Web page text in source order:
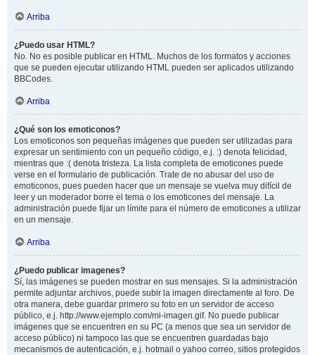
Arriba
¿Puedo usar HTML?
No. No es posible publicar en HTML. Muchos de los formatos y acciones
que se pueden ejecutar utilizando HTML pueden ser aplicados utilizando
BBCodes.
Arriba
¿Qué son los emoticonos?
Los emoticonos son pequeñas imágenes que pueden ser utilizadas para
expresar un sentimiento con un pequeño código, e.j. :) denota felicidad,
mientras que :( denota tristeza. La lista completa de emoticones puede
verse en el formulario de publicación. Trate de no abusar del uso de
emoticonos, pues pueden hacer que un mensaje se vuelva muy difícil de
leer y un moderador borre el tema o los emoticones del mensaje. La
administración puede fijar un límite para el número de emoticones a utilizar
en un mensaje.
Arriba
¿Puedo publicar imagenes?
Sí, las imágenes se pueden mostrar en sus mensajes. Si la administración
permite adjuntar archivos, puede subir la imagen directamente al foro. De
otra manera, debe guardar primero su foto en un servidor de acceso
público, e.j. http://www.ejemplo.com/mi-imagen.gif. No puede publicar
imágenes que se encuentren en su PC (a menos que sea un servidor de
acceso público) ni tampoco las que se encuentren guardadas bajo
mecanismos de autenticación, e.j. hotmail o yahoo correo, sitios protegidos